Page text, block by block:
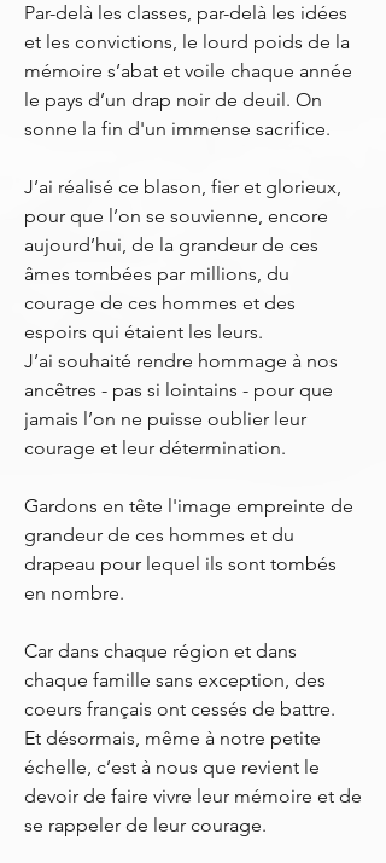
Par-delà les classes, par-delà les idées
et les convictions, le lourd poids de la
mémoire s’abat et voile chaque année
le pays d’un drap noir de deuil. On
sonne la fin d'un immense sacrifice.
J’ai réalisé ce blason, fier et glorieux,
pour que l’on se souvienne, encore
aujourd’hui, de la grandeur de ces
âmes tombées par millions, du
courage de ces hommes et des
espoirs qui étaient les leurs.
J’ai souhaité rendre hommage à nos
ancêtres - pas si lointains - pour que
jamais l’on ne puisse oublier leur
courage et leur détermination.
Gardons en tête l'image empreinte de
grandeur de ces hommes et du
drapeau pour lequel ils sont tombés
en nombre.
Car dans chaque région et dans
chaque famille sans exception, des
coeurs français ont cessés de battre.
Et désormais, même à notre petite
échelle, c’est à nous que revient le
devoir de faire vivre leur mémoire et de
se rappeler de leur courage.